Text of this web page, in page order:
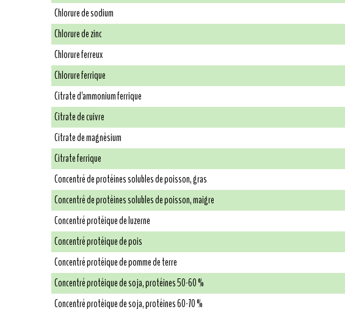
Chlorure de sodium
Chlorure de zinc
Chlorure ferreux
Chlorure ferrique
Citrate d'ammonium ferrique
Citrate de cuivre
Citrate de magnésium
Citrate ferrique
Concentré de protéines solubles de poisson, gras
Concentré de protéines solubles de poisson, maigre
Concentré protéique de luzerne
Concentré protéique de pois
Concentré protéique de pomme de terre
Concentré protéique de soja, protéines 50-60 %
Concentré protéique de soja, protéines 60-70 %